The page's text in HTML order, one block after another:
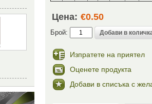
Цена: €0.50
Брой:
Изпратете на приятел
Оценете продукта
Добави в списъка с